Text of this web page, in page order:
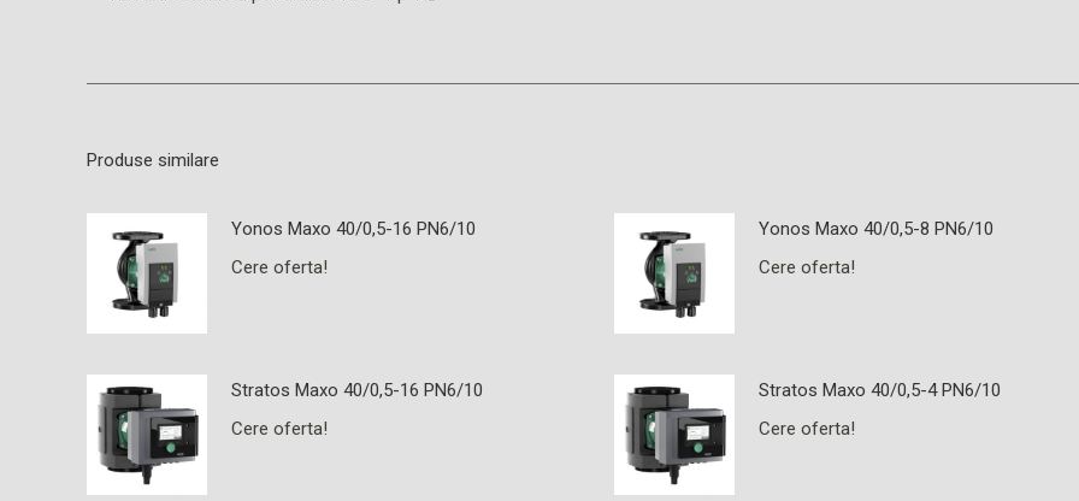
Produse similare
Yonos Maxo 40/0,5-16 PN6/10
Cere oferta!
Yonos Maxo 40/0,5-8 PN6/10
Cere oferta!
Stratos Maxo 40/0,5-16 PN6/10
Cere oferta!
Stratos Maxo 40/0,5-4 PN6/10
Cere oferta!